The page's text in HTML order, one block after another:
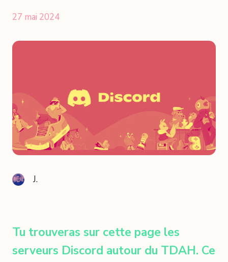
27 mai 2024
J.
Tu trouveras sur cette page les
serveurs Discord autour du TDAH. Ce